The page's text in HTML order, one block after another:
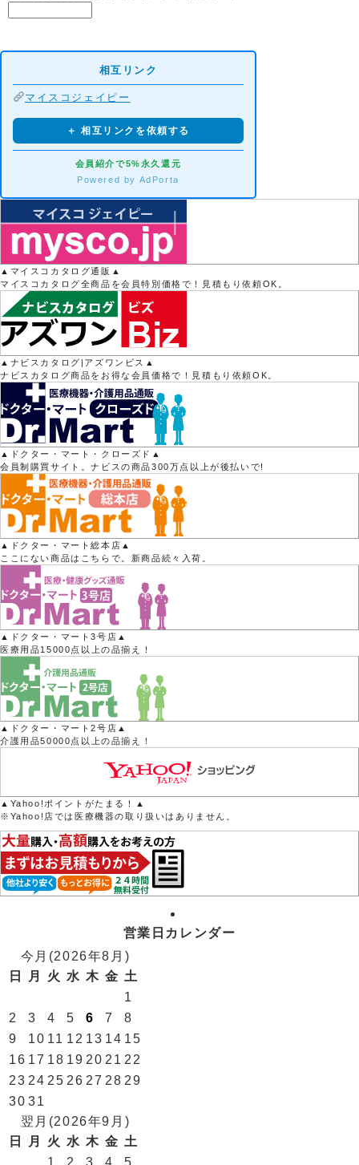
相互リンク
マイスコジェイピー
＋ 相互リンクを依頼する
会員紹介で5%永久還元
Powered by AdPorta
▲マイスコカタログ通販▲
マイスコカタログ全商品を会員特別価格で！見積もり依頼OK。
▲ナビスカタログ|アズワンビス▲
ナビスカタログ商品をお得な会員価格で！見積もり依頼OK。
▲ドクター・マート・クローズド▲
会員制購買サイト。ナビスの商品300万点以上が後払いで!
▲ドクター・マート総本店▲
ここにない商品はこちらで。新商品続々入荷。
▲ドクター・マート3号店▲
医療用品15000点以上の品揃え！
▲ドクター・マート2号店▲
介護用品50000点以上の品揃え！
▲Yahoo!ポイントがたまる！▲
※Yahoo!店では医療機器の取り扱いはありません。
営業日カレンダー
今月(2026年8月)
日
月 火 水 木 金 土
1
2
3 4 5 6 7
8
9
10 11 12 13 14 15
16 17 18 19 20 21 22
23 24 25 26 27 28 29
30 31
翌月(2026年9月)
日
月 火 水 木 金 土
1
2 3 4 5